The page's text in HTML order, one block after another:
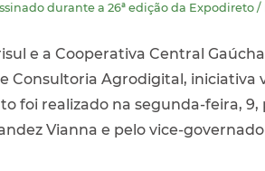
durante a 26ª edição da Expodireto
e a Cooperativa Central
Consultoria Agrodigital,
foi realizado na segunda-feira,
Vianna e pelo vice-